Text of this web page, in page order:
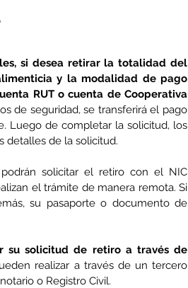
si desea retirar la totalidad del
y la modalidad de pago
RUT o cuenta de Cooperativa
de seguridad, se transferirá el pago
Luego de completar la solicitud, los
detalles de la solicitud.
solicitar el retiro con el NIC
el trámite de manera remota. Si
su pasaporte o documento de
su solicitud de retiro a través de
realizar a través de un tercero
o Registro Civil.